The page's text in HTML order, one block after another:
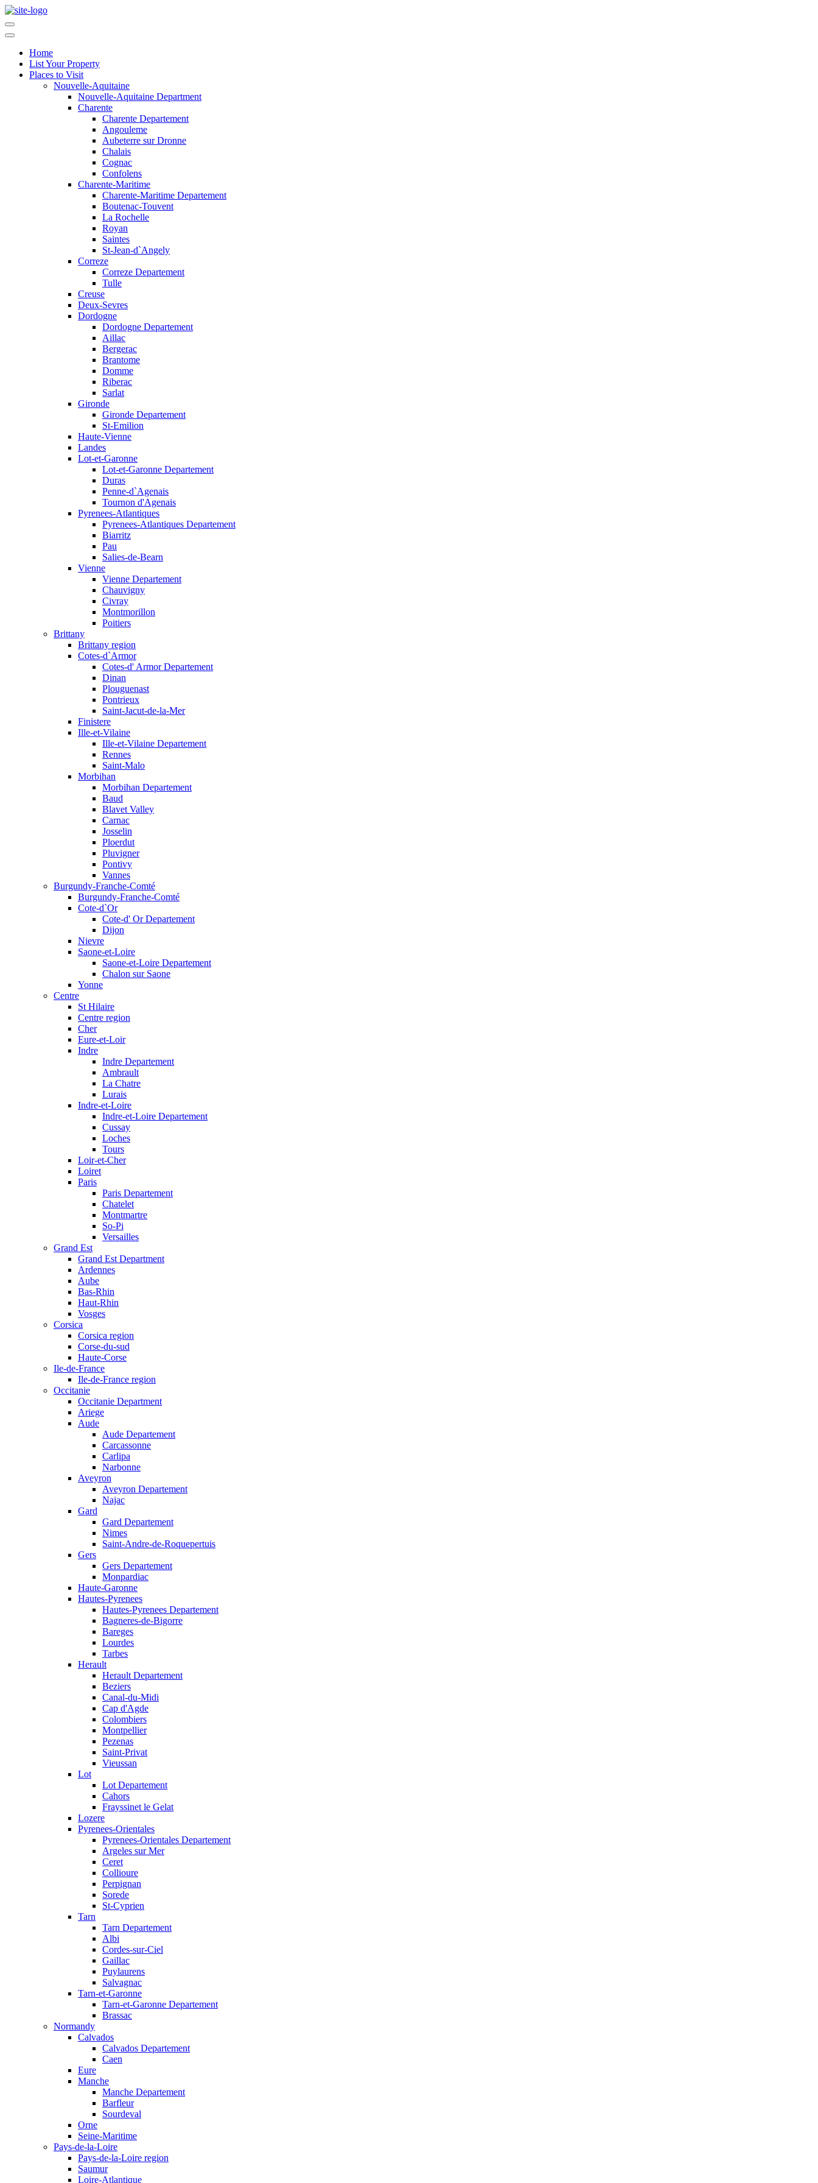
Home
List Your Property
Places to Visit
Nouvelle-Aquitaine
Nouvelle-Aquitaine Department
Charente
Charente Departement
Angouleme
Aubeterre sur Dronne
Chalais
Cognac
Confolens
Charente-Maritime
Charente-Maritime Departement
Boutenac-Touvent
La Rochelle
Royan
Saintes
St-Jean-d`Angely
Correze
Correze Departement
Tulle
Creuse
Deux-Sevres
Dordogne
Dordogne Departement
Aillac
Bergerac
Brantome
Domme
Riberac
Sarlat
Gironde
Gironde Departement
St-Emilion
Haute-Vienne
Landes
Lot-et-Garonne
Lot-et-Garonne Departement
Duras
Penne-d`Agenais
Tournon d'Agenais
Pyrenees-Atlantiques
Pyrenees-Atlantiques Departement
Biarritz
Pau
Salies-de-Bearn
Vienne
Vienne Departement
Chauvigny
Civray
Montmorillon
Poitiers
Brittany
Brittany region
Cotes-d`Armor
Cotes-d' Armor Departement
Dinan
Plouguenast
Pontrieux
Saint-Jacut-de-la-Mer
Finistere
Ille-et-Vilaine
Ille-et-Vilaine Departement
Rennes
Saint-Malo
Morbihan
Morbihan Departement
Baud
Blavet Valley
Carnac
Josselin
Ploerdut
Pluvigner
Pontivy
Vannes
Burgundy-Franche-Comté
Burgundy-Franche-Comté
Cote-d`Or
Cote-d' Or Departement
Dijon
Nievre
Saone-et-Loire
Saone-et-Loire Departement
Chalon sur Saone
Yonne
Centre
St Hilaire
Centre region
Cher
Eure-et-Loir
Indre
Indre Departement
Ambrault
La Chatre
Lurais
Indre-et-Loire
Indre-et-Loire Departement
Cussay
Loches
Tours
Loir-et-Cher
Loiret
Paris
Paris Departement
Chatelet
Montmartre
So-Pi
Versailles
Grand Est
Grand Est Department
Ardennes
Aube
Bas-Rhin
Haut-Rhin
Vosges
Corsica
Corsica region
Corse-du-sud
Haute-Corse
Ile-de-France
Ile-de-France region
Occitanie
Occitanie Department
Ariege
Aude
Aude Departement
Carcassonne
Carlipa
Narbonne
Aveyron
Aveyron Departement
Najac
Gard
Gard Departement
Nimes
Saint-Andre-de-Roquepertuis
Gers
Gers Departement
Monpardiac
Haute-Garonne
Hautes-Pyrenees
Hautes-Pyrenees Departement
Bagneres-de-Bigorre
Bareges
Lourdes
Tarbes
Herault
Herault Departement
Beziers
Canal-du-Midi
Cap d'Agde
Colombiers
Montpellier
Pezenas
Saint-Privat
Vieussan
Lot
Lot Departement
Cahors
Frayssinet le Gelat
Lozere
Pyrenees-Orientales
Pyrenees-Orientales Departement
Argeles sur Mer
Ceret
Collioure
Perpignan
Sorede
St-Cyprien
Tarn
Tarn Departement
Albi
Cordes-sur-Ciel
Gaillac
Puylaurens
Salvagnac
Tarn-et-Garonne
Tarn-et-Garonne Departement
Brassac
Normandy
Calvados
Calvados Departement
Caen
Eure
Manche
Manche Departement
Barfleur
Sourdeval
Orne
Seine-Maritime
Pays-de-la-Loire
Pays-de-la-Loire region
Saumur
Loire-Atlantique